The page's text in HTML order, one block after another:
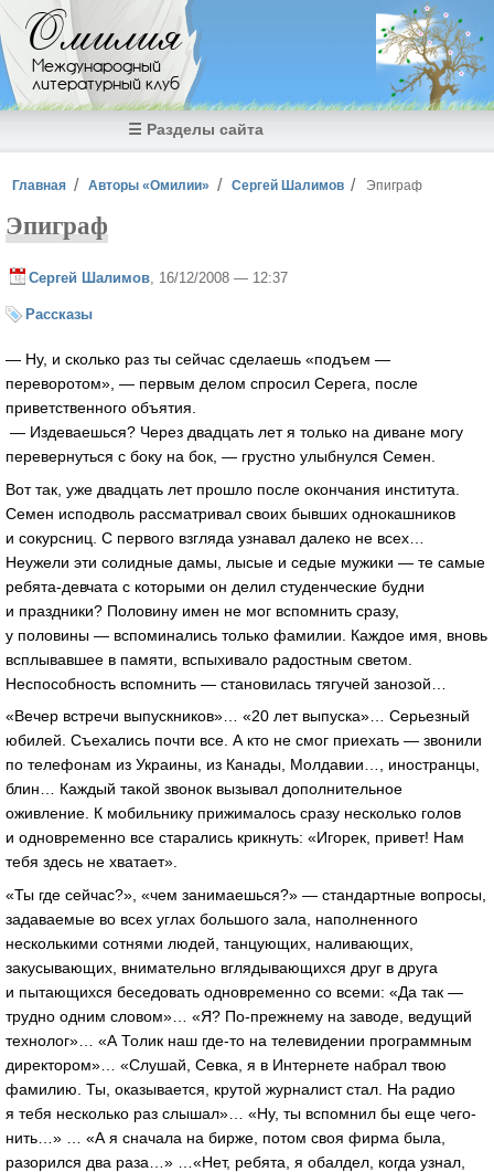
Перейти к основному содержанию
Омилия
Международный
литературный клуб
☰ Разделы сайта
Вы здесь
Главная Авторы «Омилии» Сергей Шалимов Эпиграф
Эпиграф
Сергей Шалимов , 16/12/2008 — 12:37
Рассказы
— Ну, и сколько раз ты сейчас сделаешь «подъем —
переворотом», — первым делом спросил Серега, после
приветственного объятия.
— Издеваешься? Через двадцать лет я только на диване могу
перевернуться с боку на бок, — грустно улыбнулся Семен.
Вот так, уже двадцать лет прошло после окончания института.
Семен исподволь рассматривал своих бывших однокашников
и сокурсниц. С первого взгляда узнавал далеко не всех…
Неужели эти солидные дамы, лысые и седые мужики — те самые
ребята-девчата с которыми он делил студенческие будни
и праздники? Половину имен не мог вспомнить сразу,
у половины — вспоминались только фамилии. Каждое имя, вновь
всплывавшее в памяти, вспыхивало радостным светом.
Неспособность вспомнить — становилась тягучей занозой…
«Вечер встречи выпускников»… «20 лет выпуска»… Серьезный
юбилей. Съехались почти все. А кто не смог приехать — звонили
по телефонам из Украины, из Канады, Молдавии…, иностранцы,
блин… Каждый такой звонок вызывал дополнительное
оживление. К мобильнику прижималось сразу несколько голов
и одновременно все старались крикнуть: «Игорек, привет! Нам
тебя здесь не хватает».
«Ты где сейчас?», «чем занимаешься?» — стандартные вопросы,
задаваемые во всех углах большого зала, наполненного
несколькими сотнями людей, танцующих, наливающих,
закусывающих, внимательно вглядывающихся друг в друга
и пытающихся беседовать одновременно со всеми: «Да так —
трудно одним словом»… «Я? По-прежнему на заводе, ведущий
технолог»… «А Толик наш где-то на телевидении программным
директором»… «Слушай, Севка, я в Интернете набрал твою
фамилию. Ты, оказывается, крутой журналист стал. На радио
я тебя несколько раз слышал»… «Ну, ты вспомнил бы еще чего-
нить…» … «А я сначала на бирже, потом своя фирма была,
разорился два раза…» …«Нет, ребята, я обалдел, когда узнал,